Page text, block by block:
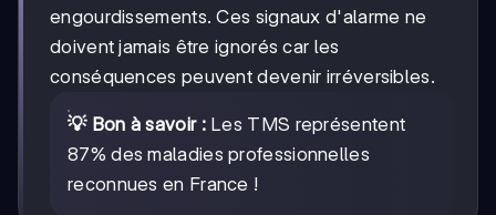
engourdissements. Ces signaux d'alarme ne
doivent jamais être ignorés car les
conséquences peuvent devenir irréversibles.
💡 Bon à savoir :Les TMS représentent
87% des maladies professionnelles
reconnues en France !